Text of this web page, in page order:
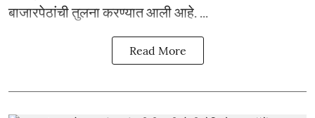
बाजारपेठांची तुलना करण्यात आली आहे. ...
Read More